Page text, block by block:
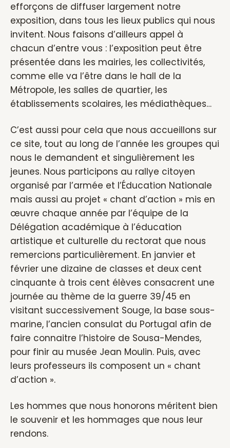
efforçons de diffuser largement notre
exposition, dans tous les lieux publics qui nous
invitent. Nous faisons d’ailleurs appel à
chacun d’entre vous : l’exposition peut être
présentée dans les mairies, les collectivités,
comme elle va l’être dans le hall de la
Métropole, les salles de quartier, les
établissements scolaires, les médiathèques…
C’est aussi pour cela que nous accueillons sur
ce site, tout au long de l’année les groupes qui
nous le demandent et singulièrement les
jeunes. Nous participons au rallye citoyen
organisé par l’armée et l’Éducation Nationale
mais aussi au projet « chant d’action » mis en
œuvre chaque année par l’équipe de la
Délégation académique à l’éducation
artistique et culturelle du rectorat que nous
remercions particulièrement. En janvier et
février une dizaine de classes et deux cent
cinquante à trois cent élèves consacrent une
journée au thème de la guerre 39/45 en
visitant successivement Souge, la base sous-
marine, l’ancien consulat du Portugal afin de
faire connaitre l’histoire de Sousa-Mendes,
pour finir au musée Jean Moulin. Puis, avec
leurs professeurs ils composent un « chant
d’action ».
Les hommes que nous honorons méritent bien
le souvenir et les hommages que nous leur
rendons.